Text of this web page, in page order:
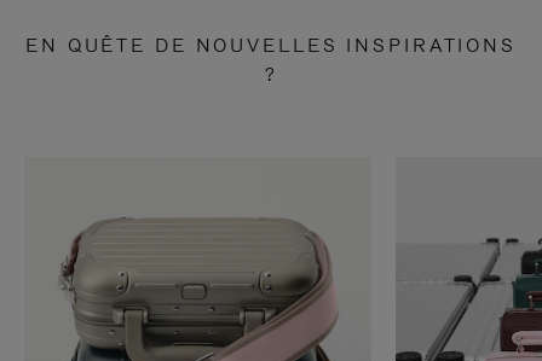
EN QUÊTE DE NOUVELLES INSPIRATIONS
?